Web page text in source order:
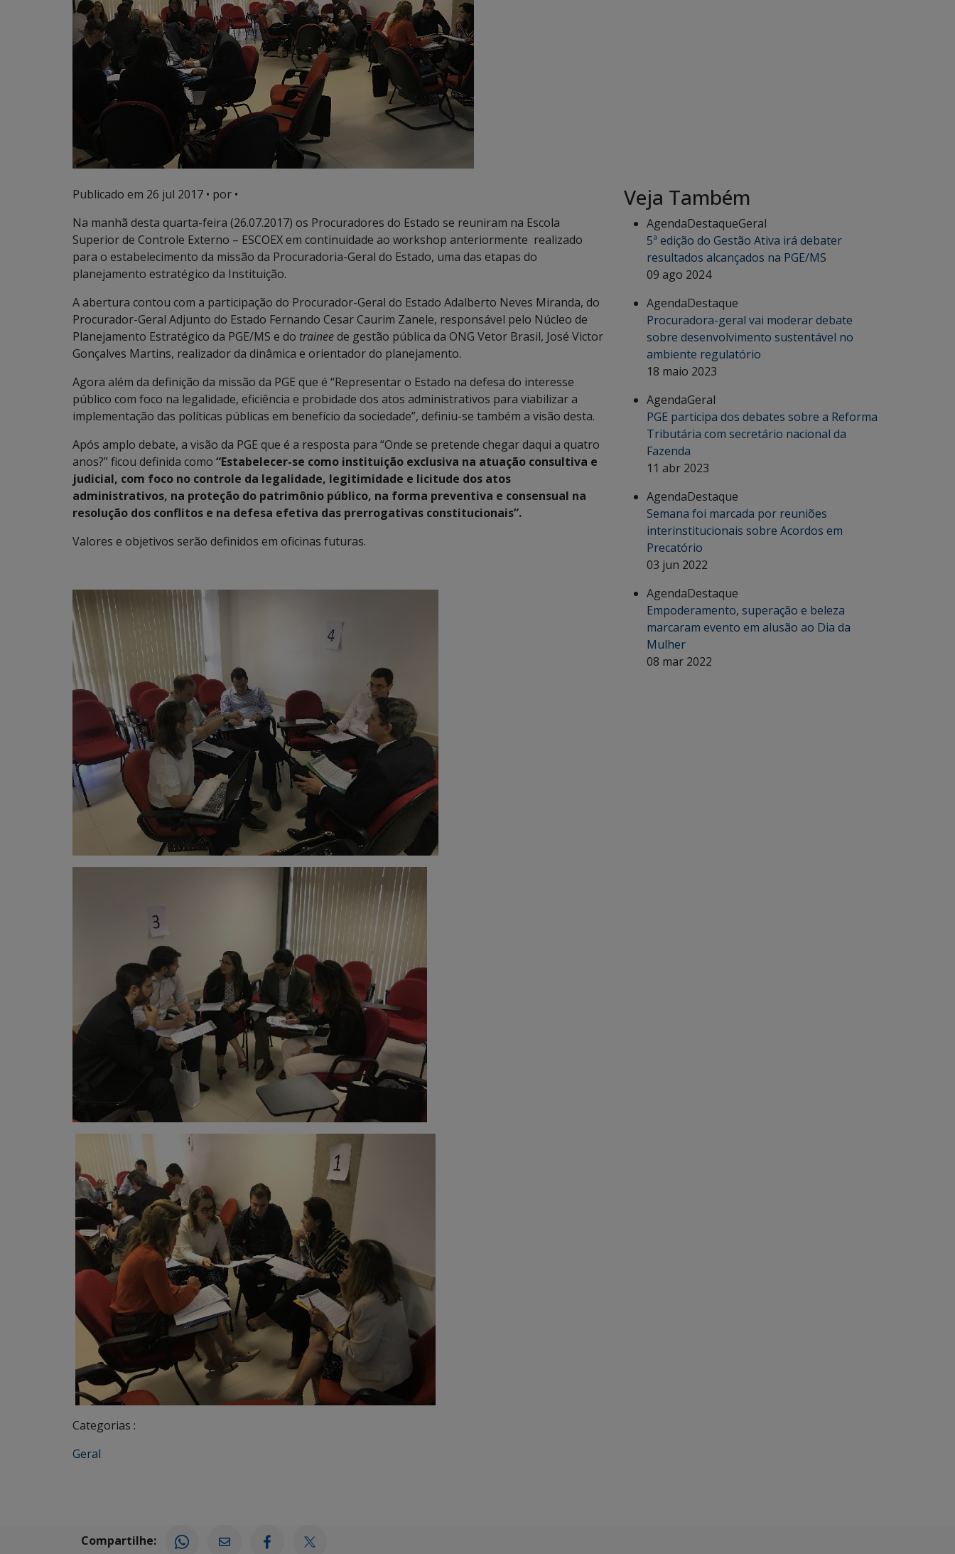
Publicado em 26 jul 2017 • por •
Na manhã desta quarta-feira (26.07.2017) os Procuradores do Estado se reuniram na Escola
Superior de Controle Externo – ESCOEX em continuidade ao workshop anteriormente realizado
para o estabelecimento da missão da Procuradoria-Geral do Estado, uma das etapas do
planejamento estratégico da Instituição.
A abertura contou com a participação do Procurador-Geral do Estado Adalberto Neves Miranda, do
Procurador-Geral Adjunto do Estado Fernando Cesar Caurim Zanele, responsável pelo Núcleo de
Planejamento Estratégico da PGE/MS e do traineede gestão pública da ONG Vetor Brasil, José Victor
Gonçalves Martins, realizador da dinâmica e orientador do planejamento.
Agora além da definição da missão da PGE que é “Representar o Estado na defesa do interesse
público com foco na legalidade, eficiência e probidade dos atos administrativos para viabilizar a
implementação das políticas públicas em benefício da sociedade”, definiu-se também a visão desta.
Após amplo debate, a visão da PGE que é a resposta para “Onde se pretende chegar daqui a quatro
anos?” ficou definida como “Estabelecer-se como instituição exclusiva na atuação consultiva e
judicial, com foco no controle da legalidade, legitimidade e licitude dos atos
administrativos, na proteção do patrimônio público, na forma preventiva e consensual na
resolução dos conflitos e na defesa efetiva das prerrogativas constitucionais”.
Valores e objetivos serão definidos em oficinas futuras.
Categorias :
Geral
Veja Também
AgendaDestaqueGeral
5ª edição do Gestão Ativa irá debater
resultados alcançados na PGE/MS
09 ago 2024
AgendaDestaque
Procuradora-geral vai moderar debate
sobre desenvolvimento sustentável no
ambiente regulatório
18 maio 2023
AgendaGeral
PGE participa dos debates sobre a Reforma
Tributária com secretário nacional da
Fazenda
11 abr 2023
AgendaDestaque
Semana foi marcada por reuniões
interinstitucionais sobre Acordos em
Precatório
03 jun 2022
AgendaDestaque
Empoderamento, superação e beleza
marcaram evento em alusão ao Dia da
Mulher
08 mar 2022
Compartilhe: